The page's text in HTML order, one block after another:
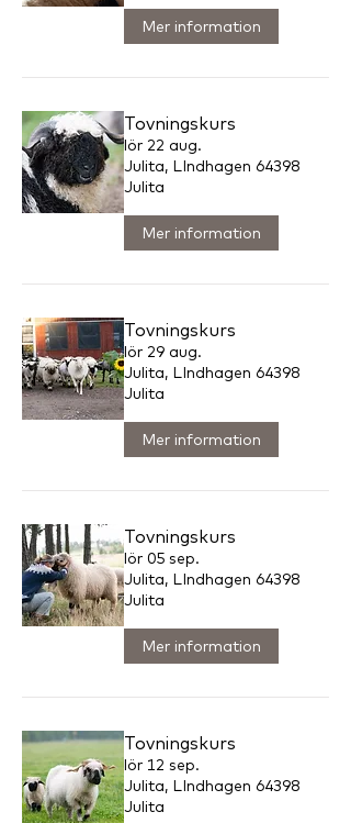
Mer information
Tovningskurs
lör 22 aug.
Julita, LIndhagen 64398
Julita
Mer information
Tovningskurs
lör 29 aug.
Julita, LIndhagen 64398
Julita
Mer information
Tovningskurs
lör 05 sep.
Julita, LIndhagen 64398
Julita
Mer information
Tovningskurs
lör 12 sep.
Julita, LIndhagen 64398
Julita